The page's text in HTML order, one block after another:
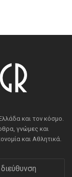
και τον κόσμο.
γνώμες και
και Αθλητικά.